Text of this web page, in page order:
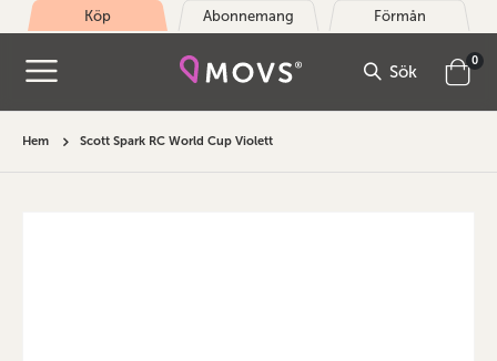
Köp Abonnemang Förmån
Sök Cart
0
Hem Scott Spark RC World Cup Violett